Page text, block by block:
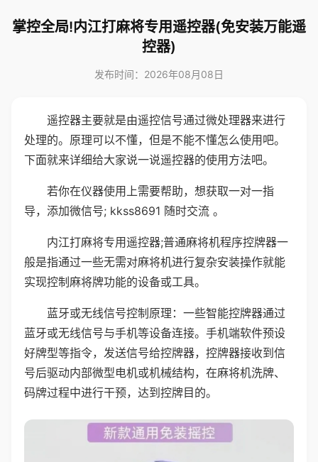
掌控全局!内江打麻将专用遥控器(免安装万能遥
控器)
发布时间：2026年08月08日
遥控器主要就是由遥控信号通过微处理器来进行
处理的。原理可以不懂，但是不能不懂怎么使用吧。
下面就来详细给大家说一说遥控器的使用方法吧。
若你在仪器使用上需要帮助，想获取一对一指
导，添加微信号; kkss8691 随时交流 。
内江打麻将专用遥控器;普通麻将机程序控牌器一
般是指通过一些无需对麻将机进行复杂安装操作就能
实现控制麻将牌功能的设备或工具。
蓝牙或无线信号控制原理：一些智能控牌器通过
蓝牙或无线信号与手机等设备连接。手机端软件预设
好牌型等指令，发送信号给控牌器，控牌器接收到信
号后驱动内部微型电机或机械结构，在麻将机洗牌、
码牌过程中进行干预，达到控牌目的。